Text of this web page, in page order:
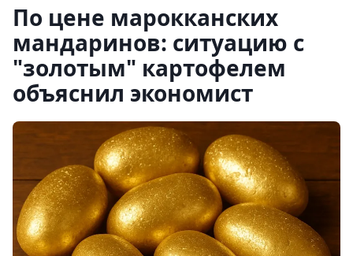
По цене марокканских
мандаринов: ситуацию с
"золотым" картофелем
объяснил экономист